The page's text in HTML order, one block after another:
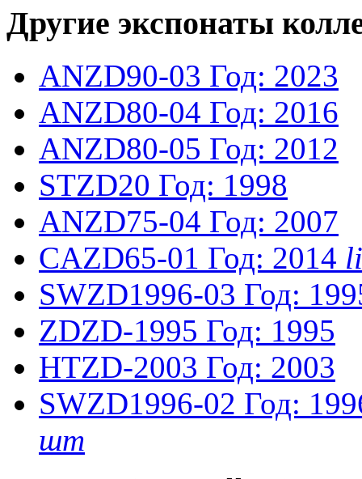
Другие экспонаты
ANZD90-03 Год: 2023
ANZD80-04 Год: 2016
ANZD80-05 Год: 2012
STZD20 Год: 1998
ANZD75-04 Год: 2007
CAZD65-01 Год: 2014
SWZD1996-03 Год:
ZDZD-1995 Год: 1995
HTZD-2003 Год: 2003
SWZD1996-02 Год:
шт